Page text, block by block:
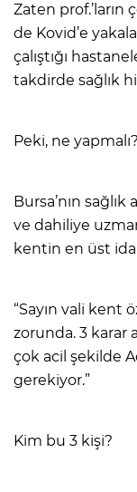
Zaten prof.’ların
de Kovid’e
çalıştığı
takdirde sağlık
Peki, ne yapmalı?
Bursa’nın sağlık
ve dahiliye
kentin en üst
“Sayın vali kent
zorunda. 3 karar
çok acil şekilde
gerekiyor.”
Kim bu 3 kişi?